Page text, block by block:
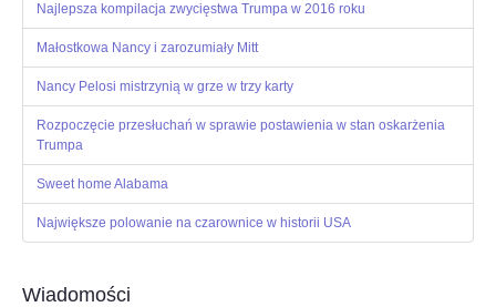
TURNIEJE
OPINIE, KONTROWERSJE
POLITYKA
FILMIKI
Z ARCHIWUM
Najlepsza kompilacja zwycięstwa Trumpa w 2016 roku
Małostkowa Nancy i zarozumiały Mitt
Nancy Pelosi mistrzynią w grze w trzy karty
Rozpoczęcie przesłuchań w sprawie postawienia w stan oskarżenia
Trumpa
Sweet home Alabama
Największe polowanie na czarownice w historii USA
Wiadomości